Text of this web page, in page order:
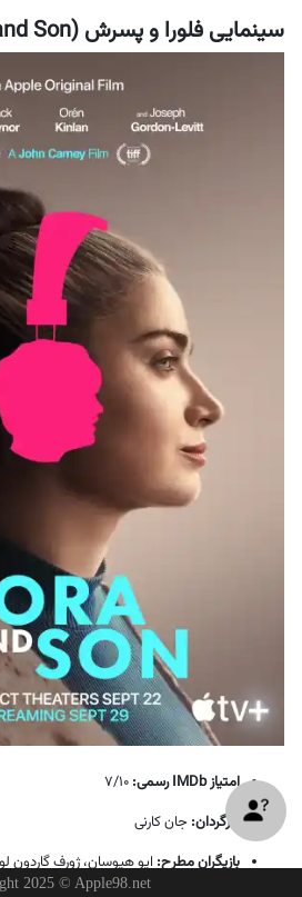
سینمایی فلورا و پسرش (Flora and Son)
امتیاز IMDb رسمی:
کارگردان: جان کارنی
بازیگران مطرح: ایو هیوسان، ژورف گاردون
2025 © Apple98.net